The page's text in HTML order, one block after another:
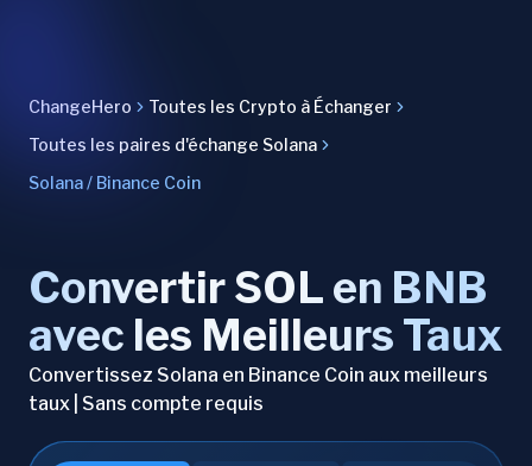
ChangeHero
Toutes les Crypto à Échanger
Toutes les paires d'échange Solana
Solana / Binance Coin
Convertir SOL en BNB
avec les Meilleurs Taux
Convertissez Solana en Binance Coin aux meilleurs
taux | Sans compte requis